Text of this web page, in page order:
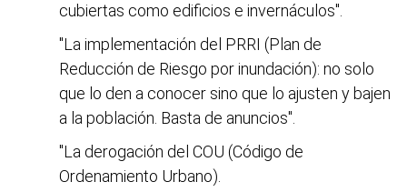
cubiertas como edificios e invernáculos".
"La implementación del PRRI (Plan de
Reducción de Riesgo por inundación): no solo
que lo den a conocer sino que lo ajusten y bajen
a la población. Basta de anuncios".
"La derogación del COU (Código de
Ordenamiento Urbano).